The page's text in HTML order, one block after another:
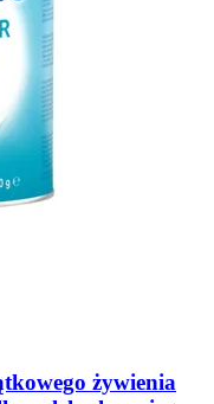
żywienia